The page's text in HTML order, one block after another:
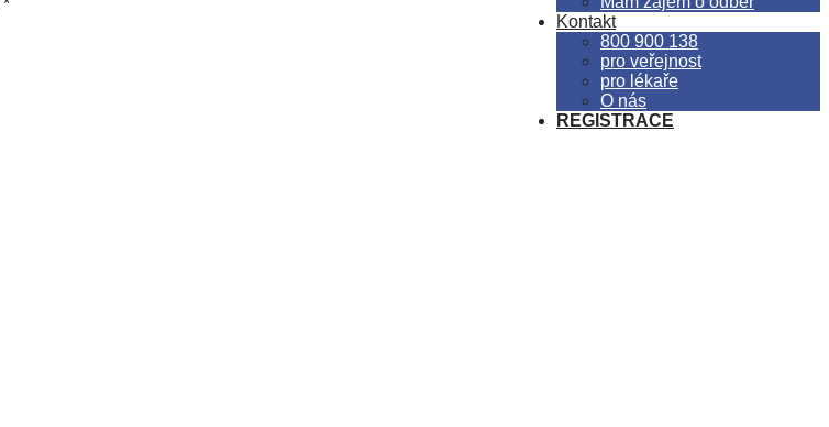
Kontakt
800 900 138
pro veřejnost
pro lékaře
O nás
REGISTRACE